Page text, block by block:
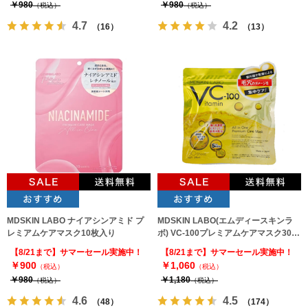
￥980（税込）
4.7 （16）
￥980（税込）
4.2 （13）
MDSKIN LABO ナイアシンアミド プ
レミアムケアマスク10枚入り
【8/21まで】サマーセール実施中！
￥900 （税込）
￥980（税込）
4.6 （48）
MDSKIN LABO(エムディースキンラ
ボ) VC-100プレミアムケアマスク30枚
入 フェイスパック
【8/21まで】サマーセール実施中！
￥1,060 （税込）
￥1,180（税込）
4.5 （174）